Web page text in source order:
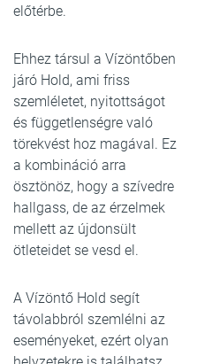
előtérbe.
Ehhez társul a Vízöntőben
járó Hold, ami friss
szemléletet, nyitottságot
és függetlenségre való
törekvést hoz magával. Ez
a kombináció arra
ösztönöz, hogy a szívedre
hallgass, de az érzelmek
mellett az újdonsült
ötleteidet se vesd el.
A Vízöntő Hold segít
távolabbról szemlélni az
eseményeket, ezért olyan